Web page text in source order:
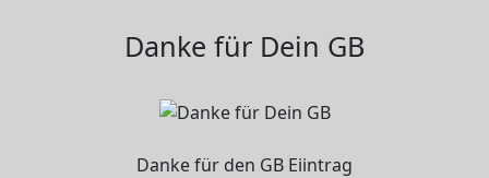
Danke für Dein GB
Danke für den GB Eiintrag